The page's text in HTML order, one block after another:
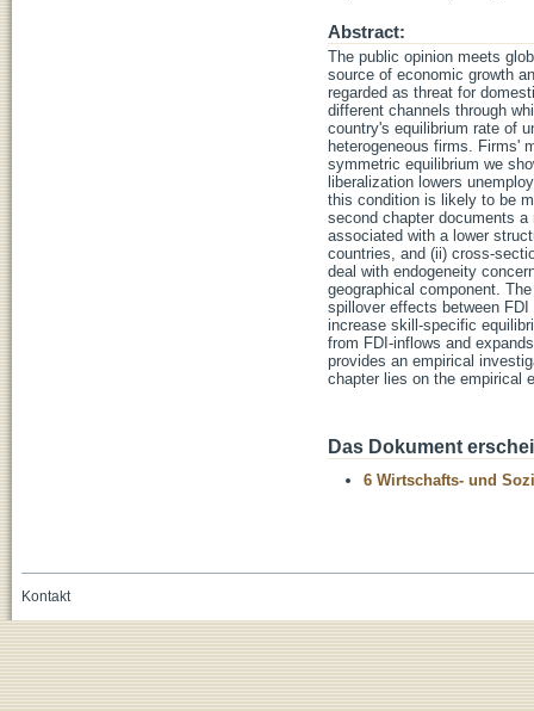
Abstract:
The public opinion meets
source of economic growth
regarded as threat for
different channels through
country's equilibrium rate of
heterogeneous firms. Firms'
symmetric equilibrium we
liberalization lowers
this condition is likely to be
second chapter documents
associated with a lower
countries, and (ii) cross-
deal with endogeneity
geographical component.
spillover effects between
increase skill-specific
from FDI-inflows and
provides an empirical
chapter lies on the empirical
Das Dokument
6 Wirtschafts- und
Kontakt